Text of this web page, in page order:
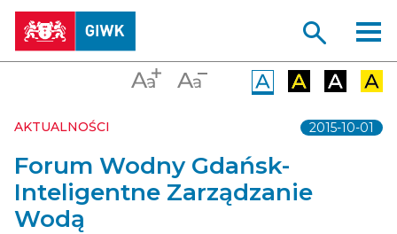
2015-10-01
AKTUALNOŚCI
Forum Wodny Gdańsk-
Inteligentne Zarządzanie
Wodą